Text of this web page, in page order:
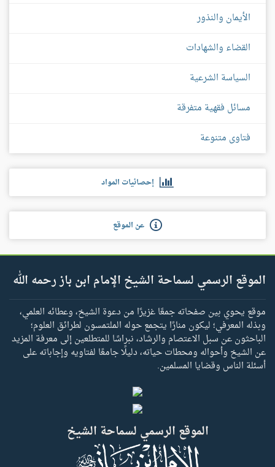
الأيمان والنذور
القضاء والشهادات
السياسة الشرعية
مسائل فقهية متفرقة
فتاوى متنوعة
إحصائيات المواد
عن الموقع
الموقع الرسمي لسماحة الشيخ الإمام ابن باز رحمه الله
موقع يحوي بين صفحاته جمعًا غزيرًا من دعوة الشيخ، وعطائه العلمي،
وبذله المعرفي؛ ليكون منارًا يتجمع حوله الملتمسون لطرائق العلوم؛
الباحثون عن سبل الاعتصام والرشاد، نبراسًا للمتطلعين إلى معرفة المزيد
عن الشيخ وأحواله ومحطات حياته، دليلًا جامعًا لفتاويه وإجاباته على
أسئلة الناس وقضايا المسلمين.
الموقع الرسمي لسماحة الشيخ